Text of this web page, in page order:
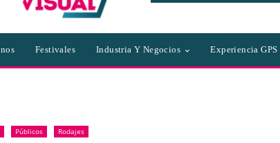
Festivales Industria Y Negocios Experiencia GPS
Públicos Rodajes